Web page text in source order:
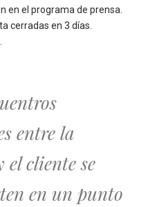
en el programa de prensa.
cerradas en 3 días.
entre la
el cliente se
en un punto